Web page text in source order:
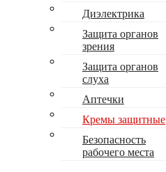
Диэлектрика
Защита органов
зрения
Защита органов
слуха
Аптечки
Кремы защитные
Безопасность
рабочего места